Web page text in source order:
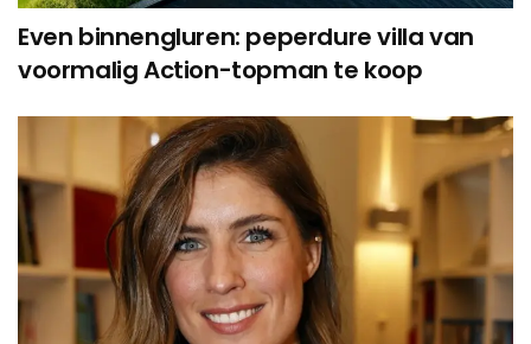
Even binnengluren: peperdure villa van
voormalig Action-topman te koop